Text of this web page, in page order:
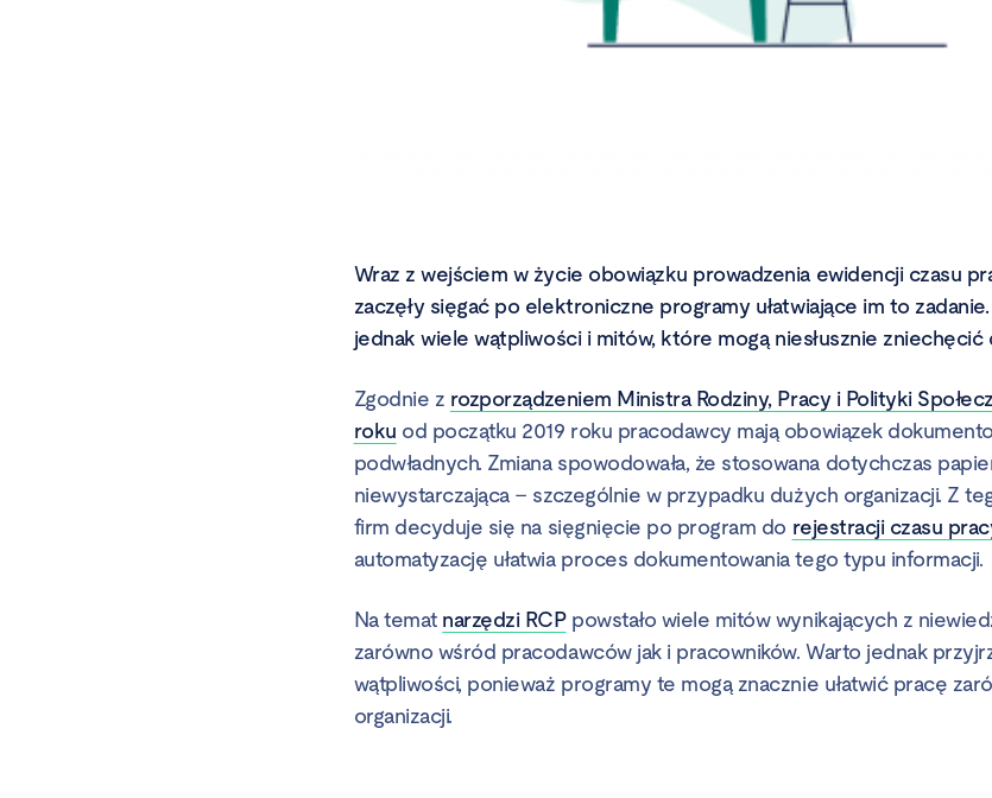
Wraz z wejściem w życie obowiązku prowadzenia ewidencji czasu
zaczęły sięgać po elektroniczne programy ułatwiające im to
jednak wiele wątpliwości i mitów, które mogą niesłusznie zniechęcić
Zgodnie z rozporządzeniem Ministra Rodziny, Pracy i Polityki
roku od początku 2019 roku pracodawcy mają obowiązek
podwładnych. Zmiana spowodowała, że stosowana dotychczas
niewystarczająca – szczególnie w przypadku dużych organizacji. Z
firm decyduje się na sięgnięcie po program do rejestracji czasu
automatyzację ułatwia proces dokumentowania tego typu informacji.
Na temat narzędzi RCPpowstało wiele mitów wynikających z
zarówno wśród pracodawców jak i pracowników. Warto jednak
wątpliwości, ponieważ programy te mogą znacznie ułatwić pracę
organizacji.